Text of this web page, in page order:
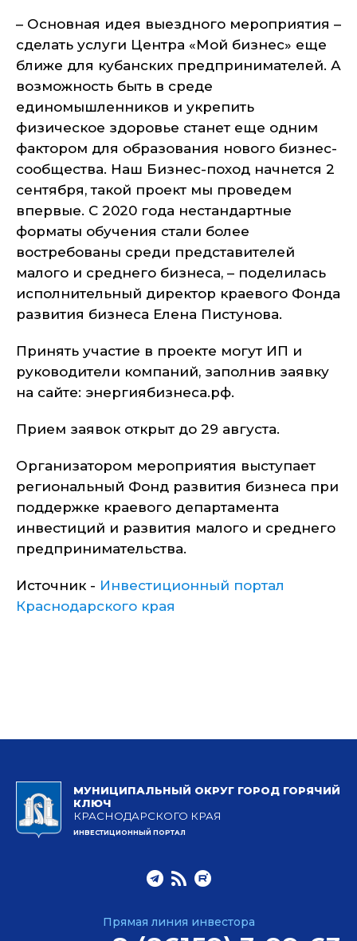
– Основная идея выездного мероприятия –
сделать услуги Центра «Мой бизнес» еще
ближе для кубанских предпринимателей. А
возможность быть в среде
единомышленников и укрепить
физическое здоровье станет еще одним
фактором для образования нового бизнес-
сообщества. Наш Бизнес-поход начнется 2
сентября, такой проект мы проведем
впервые. С 2020 года нестандартные
форматы обучения стали более
востребованы среди представителей
малого и среднего бизнеса, – поделилась
исполнительный директор краевого Фонда
развития бизнеса Елена Пистунова.
Принять участие в проекте могут ИП и
руководители компаний, заполнив заявку
на сайте: энергиябизнеса.рф.
Прием заявок открыт до 29 августа.
Организатором мероприятия выступает
региональный Фонд развития бизнеса при
поддержке краевого департамента
инвестиций и развития малого и среднего
предпринимательства.
Источник - Инвестиционный портал
Краснодарского края
МУНИЦИПАЛЬНЫЙ ОКРУГ ГОРОД ГОРЯЧИЙ
КЛЮЧ
КРАСНОДАРСКОГО КРАЯ
ИНВЕСТИЦИОННЫЙ ПОРТАЛ
Прямая линия инвестора